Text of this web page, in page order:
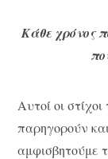
Κάθε χρόνος
Αυτοί οι
παρηγορούν
αμφισβητούμε